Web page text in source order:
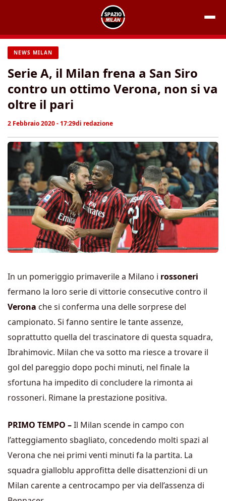
contenuto
NEWS MILAN
Serie A, il Milan frena a San Siro
contro un ottimo Verona, non si va
oltre il pari
2 Febbraio 2020 - 17:29di redazione
In un pomeriggio primaverile a Milano i rossoneri
fermano la loro serie di vittorie consecutive contro il
Verona che si conferma una delle sorprese del
campionato. Si fanno sentire le tante assenze,
soprattutto quella del trascinatore di questa squadra,
Ibrahimovic. Milan che va sotto ma riesce a trovare il
gol del pareggio dopo pochi minuti, nel finale la
sfortuna ha impedito di concludere la rimonta ai
rossoneri. Rimane la prestazione positiva.
PRIMO TEMPO –Il Milan scende in campo con
l’atteggiamento sbagliato, concedendo molti spazi al
Verona che nei primi venti minuti fa la partita. La
squadra gialloblu approfitta delle disattenzioni di un
Milan carente a centrocampo per via dell’assenza di